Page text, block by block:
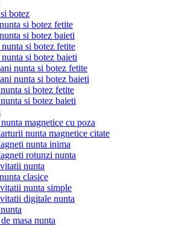
botez
si botez fetite
si botez baieti
si botez fetite
si botez baieti
nunta si botez fetite
nunta si botez baieti
si botez fetite
si botez baieti
magnetice cu poza
nunta magnetice citate
nunta inima
rotunzi nunta
nunta
clasice
nunta simple
digitale nunta
masa nunta